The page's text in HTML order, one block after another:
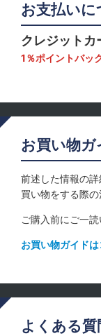
お支払いに
クレジット
1％ポイントバッ
お買い物ガ
前述した情報の
買い物をする際の
ご購入前にご一
お買い物ガイドは
よくある質